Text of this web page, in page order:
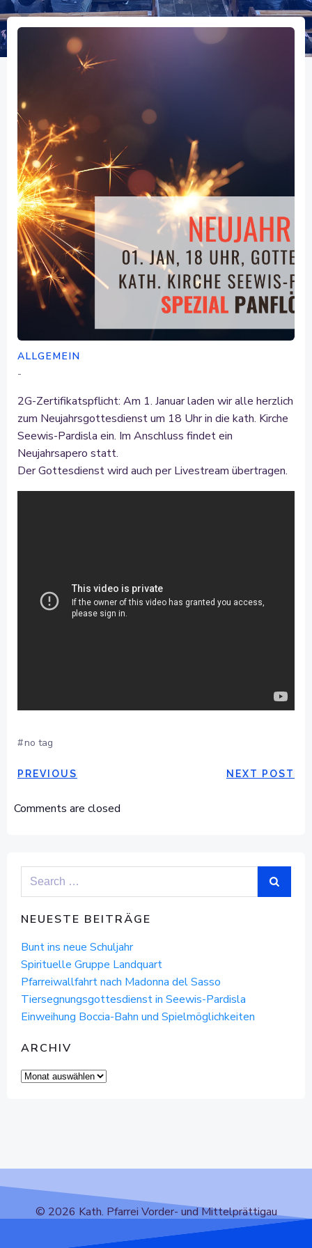
ALLGEMEIN
-
2G-Zertifikatspflicht: Am 1. Januar laden wir alle herzlich
zum Neujahrsgottesdienst um 18 Uhr in die kath. Kirche
Seewis-Pardisla ein. Im Anschluss findet ein
Neujahrsapero statt.
Der Gottesdienst wird auch per Livestream übertragen.
#no tag
POST
NAVIGATION
PREVIOUS
POSTNEXT POST
Comments are closed
Search
NEUESTE BEITRÄGE
Bunt ins neue Schuljahr
Spirituelle Gruppe Landquart
Pfarreiwallfahrt nach Madonna del Sasso
Tiersegnungsgottesdienst in Seewis-Pardisla
Einweihung Boccia-Bahn und Spielmöglichkeiten
ARCHIV
Archiv
© 2026 Kath. Pfarrei Vorder- und Mittelprättigau